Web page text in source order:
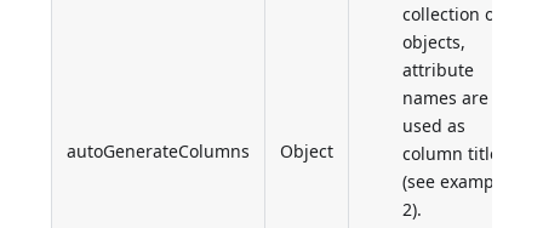
autoGenerateColumns Object
collection of
objects,
attribute
names are
used as
column titles
(see example
2).